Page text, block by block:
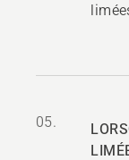
05.